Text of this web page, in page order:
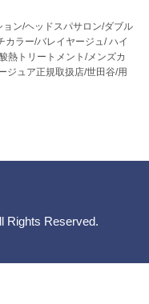
ン/ヘッドスパサロン/ダブル
カラー/バレイヤージュ/ ハイ
熱トリートメント/メンズカ
ジュア正規取扱店/世田谷/用
Rights Reserved.